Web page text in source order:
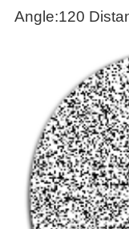
Angle:120